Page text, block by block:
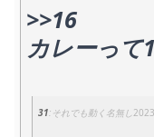
>>16
カレーって
31 それでも動く名無し